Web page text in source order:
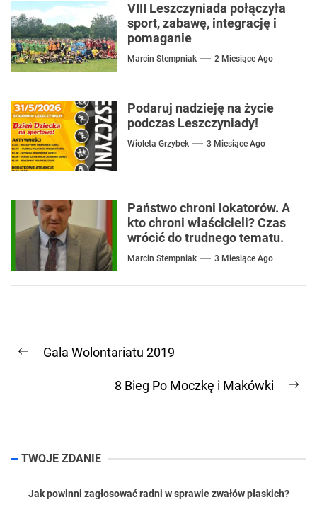
VIII Leszczyniada połączyła
sport, zabawę, integrację i
pomaganie
Marcin Stempniak 2 Miesiące Ago
Podaruj nadzieję na życie
podczas Leszczyniady!
Wioleta Grzybek 3 Miesiące Ago
Państwo chroni lokatorów. A
kto chroni właścicieli? Czas
wrócić do trudnego tematu.
Marcin Stempniak 3 Miesiące Ago
wpisu
Previous
Gala Wolontariatu 2019
8 Bieg Po Moczkę i Makówki
TWOJE ZDANIE
Jak powinni zagłosować radni w sprawie zwałów płaskich?